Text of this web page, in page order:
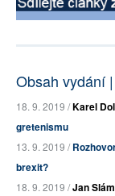
Obsah vydání
18. 9. 2019 /Karel
gretenismu
13. 9. 2019 /
brexit?
18. 9. 2019 /Jan